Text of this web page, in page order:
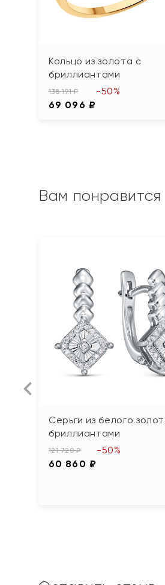
Кольцо из золота с
бриллиантами
138 191 ₽
69 096 ₽
-50%
Вам понравится
Серьги из белого
бриллиантами
121 720 ₽
60 860 ₽
-50%